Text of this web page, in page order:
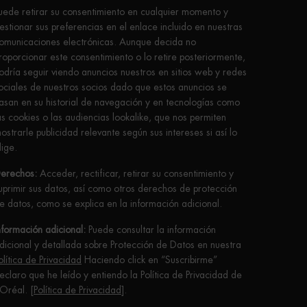
retirar su consentimiento en cualquier momento y
sus preferencias en el enlace incluido en nuestras
electrónicas. Aunque decida no
este consentimiento o lo retire posteriormente,
seguir viendo anuncios nuestros en sitios web y redes
de nuestros socios dado que estos anuncios se
en su historial de navegación y en tecnologías como
cookies o las audiencias lookalike, que nos permiten
publicidad relevante según sus intereses si así lo
Acceder, rectificar, retirar su consentimiento y
sus datos, así como otros derechos de protección
datos, como se explica en la información adicional.
adicional: Puede consultar la información
y detallada sobre Protección de Datos en nuestra
de Privacidad Haciendo click en “Suscribirme”
que he leído y entiendo la Política de Privacidad de
[
Política de Privacidad